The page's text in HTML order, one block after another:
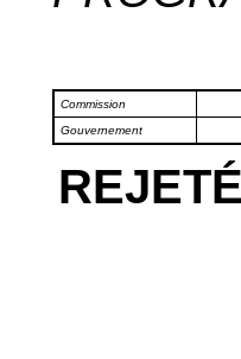
Commission
Gouvernement
REJETÉ